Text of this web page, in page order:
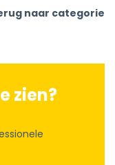
naar categorie
zien?